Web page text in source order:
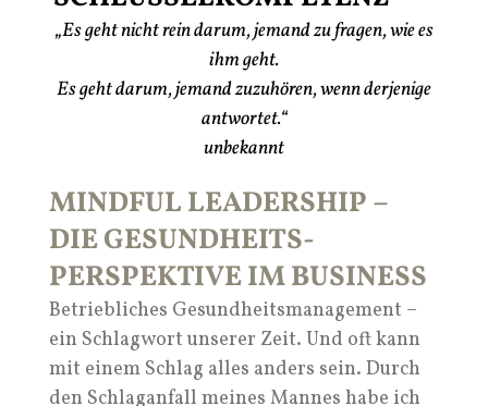
„Es geht nicht rein darum, jemand zu fragen, wie es
ihm geht.
Es geht darum, jemand zuzuhören, wenn derjenige
antwortet.“
unbekannt
MINDFUL LEADERSHIP –
DIE GESUNDHEITS-
PERSPEKTIVE IM BUSINESS
Betriebliches Gesundheitsmanagement –
ein Schlagwort unserer Zeit. Und oft kann
mit einem Schlag alles anders sein. Durch
den Schlaganfall meines Mannes habe ich